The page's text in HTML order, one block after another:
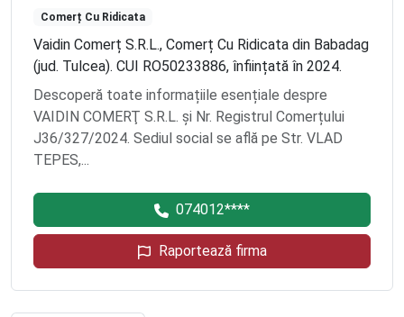
Comerț Cu Ridicata
Vaidin Comerț S.R.L., Comerț Cu Ridicata din Babadag
(jud. Tulcea). CUI RO50233886, înființată în 2024.
Descoperă toate informațiile esențiale despre
VAIDIN COMERŢ S.R.L. și Nr. Registrul Comerțului
J36/327/2024. Sediul social se află pe Str. VLAD
TEPES,...
074012****
Raportează firma